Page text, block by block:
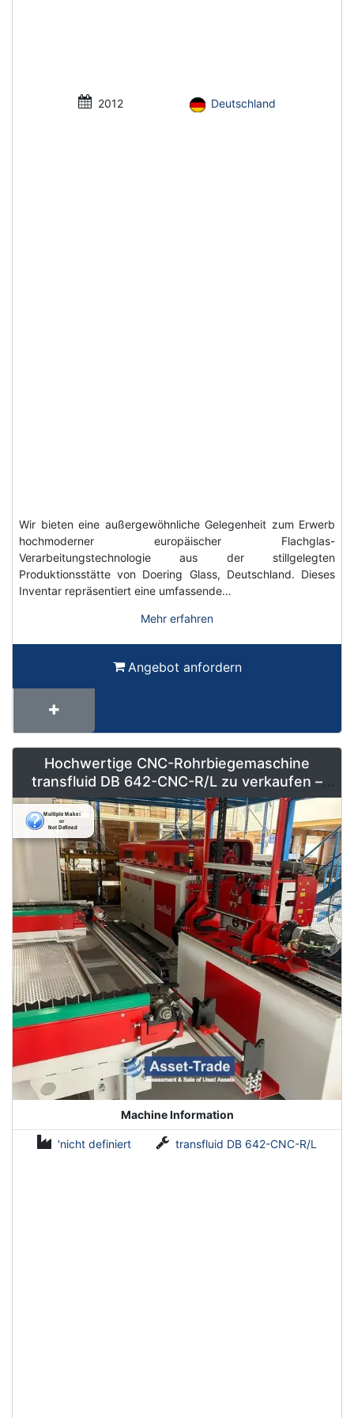
2012 Deutschland
Wir bieten eine außergewöhnliche Gelegenheit zum Erwerb
hochmoderner europäischer Flachglas-
Verarbeitungstechnologie aus der stillgelegten
Produktionsstätte von Doering Glass, Deutschland. Dieses
Inventar repräsentiert eine umfassende…
Mehr erfahren
Angebot anfordern
Hochwertige CNC-Rohrbiegemaschine
transfluid DB 642-CNC-R/L zu verkaufen –
Vollautomatisiert & Neuwertig
Machine Information
'nicht definiert transfluid DB 642-CNC-R/L